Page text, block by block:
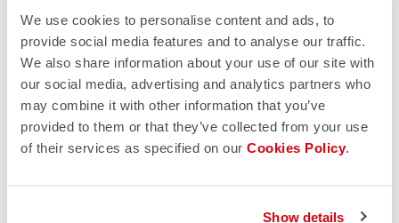
We use cookies to personalise content and ads, to
provide social media features and to analyse our traffic.
We also share information about your use of our site with
our social media, advertising and analytics partners who
may combine it with other information that you’ve
provided to them or that they’ve collected from your use
of their services as specified on our Cookies Policy.
Show details
DO YOU NEED SUPPORT?
Whatever support you need, we are here for you.
replay
DEVOLUCIONES Y REEMBOLSOS
Garantía de devolución del pedido
en los 30 días siguientes a la entrega